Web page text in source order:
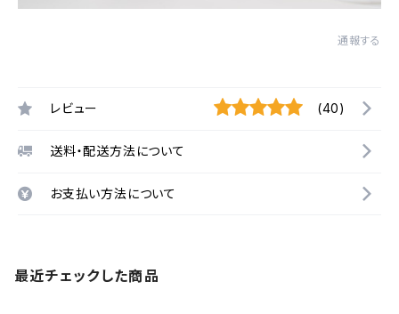
通報する
レビュー (40)
送料・配送方法について
お支払い方法について
最近チェックした商品